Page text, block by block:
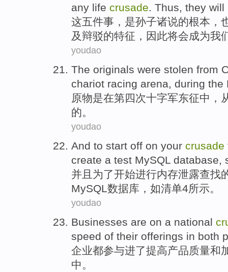
any life crusade. Thus, they will
这五件事， 是孙子诸说的根本，
及辩驳的特征 ， 因此将会成为我
youdao
The originals were stolen from
chariot racing arena, during the
原物是在第四次十字军东征中 ，
的。
youdao
And to start off on your crusade
create a test MySQL database,
并且 为了开始进行内存泄露查找
MySQL数据库 ， 如清单4所示。
youdao
Businesses are on a national
speed of their offerings in both
企业都参与进了提高产品质量和
中。